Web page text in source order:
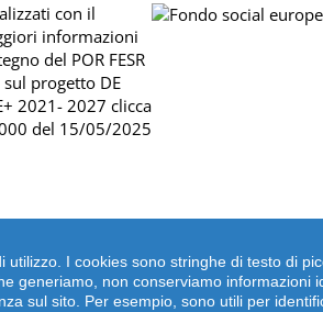
I cookies sono stringhe di testo di
generiamo, non conserviamo
sul sito. Per esempio, sono utili per
con il
informazioni
del POR FESR
progetto DE
2021- 2027 clicca
del 15/05/2025
della Piramide Cestia 1C, 00153